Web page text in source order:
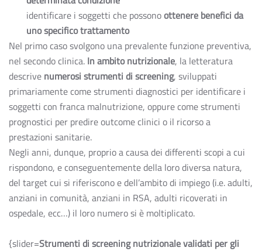
identificare i soggetti che possonoottenere benefici da
uno specifico trattamento
Nel primo caso svolgono una prevalente funzione preventiva,
nel secondo clinica. In ambito nutrizionale, la letteratura
descrive numerosi strumenti di screening, sviluppati
primariamente come strumenti diagnostici per identificare i
soggetti con franca malnutrizione, oppure come strumenti
prognostici per predire outcome clinici o il ricorso a
prestazioni sanitarie.
Negli anni, dunque, proprio a causa dei differenti scopi a cui
rispondono, e conseguentemente della loro diversa natura,
del target cui si riferiscono e dell’ambito di impiego (i.e. adulti,
anziani in comunità, anziani in RSA, adulti ricoverati in
ospedale, ecc…) il loro numero si è moltiplicato.
{slider=Strumenti di screening nutrizionale validati per gli